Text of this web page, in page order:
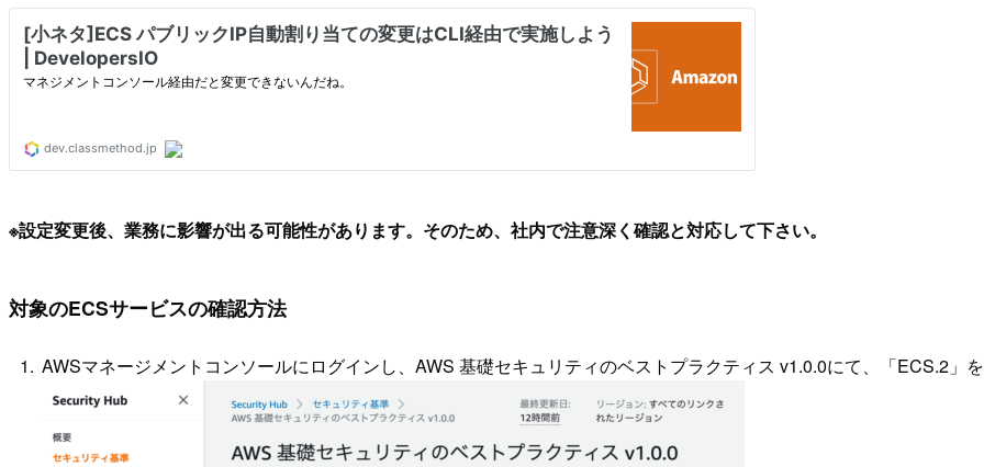
※設定変更後、業務に影響が出る可能性があります。そのため、社内で注意深く確認と対応して下さい。
対象のECSサービスの確認方法
AWSマネージメントコンソールにログインし、AWS 基礎セキュリティのベストプラクティス v1.0.0にて、「ECS.2」